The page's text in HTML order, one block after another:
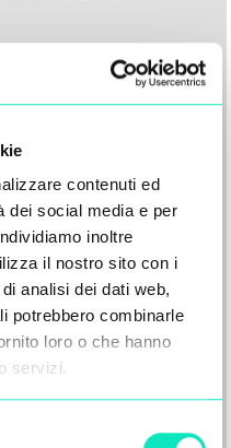
contenuti ed
dei social media e per
inoltre
il nostro sito con i
analisi dei dati web,
potrebbero combinarle
loro o che hanno
servizi.